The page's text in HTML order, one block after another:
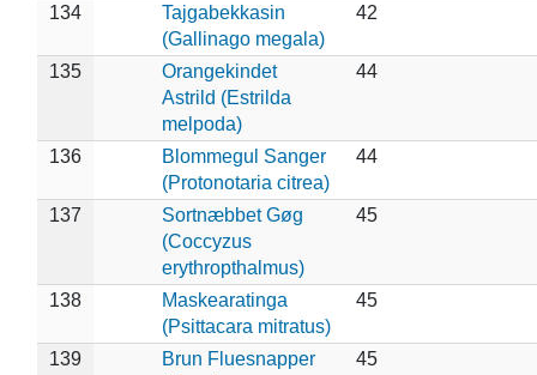
134
Tajgabekkasin
(Gallinago megala)
42
135
Orangekindet
Astrild (Estrilda
melpoda)
44
136
Blommegul Sanger
(Protonotaria citrea)
44
137
Sortnæbbet Gøg
(Coccyzus
erythropthalmus)
45
138
Maskearatinga
(Psittacara mitratus)
45
139
Brun Fluesnapper
45